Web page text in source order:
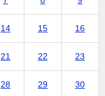
14 15 16
21 22 23
28 29 30